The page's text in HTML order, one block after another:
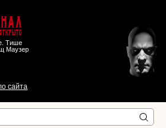
Тише
Маузер
сайта